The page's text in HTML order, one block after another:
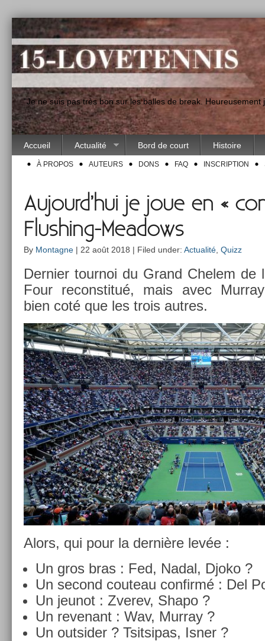
"Je ne suis pas très bon sur les balles de break.
Accueil Actualité Bord de court Histoire
À PROPOS AUTEURS DONS FAQ INSCRIPTION
Aujourd’hui je joue en «
Flushing-Meadows
By Montagne | 22 août 2018 | Filed under: Actualité Quizz
De­rni­er tour­noi du Grand Chelem de
Four re­constitué, mais avec
bien coté que les trois aut­res.
Alors, qui pour la dernière levée :
Un gros bras : Fed, Nadal, Djoko ?
Un second co­uteau con­firmé : Del
Un jeunot : Zverev, Shapo ?
Un re­venant : Wav, Mur­ray ?
Un out­sid­er ? Tsit­sipas, Isner ?